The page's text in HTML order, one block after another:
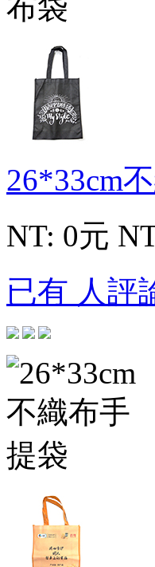
26*33cm
NT: 0元
已有 人評